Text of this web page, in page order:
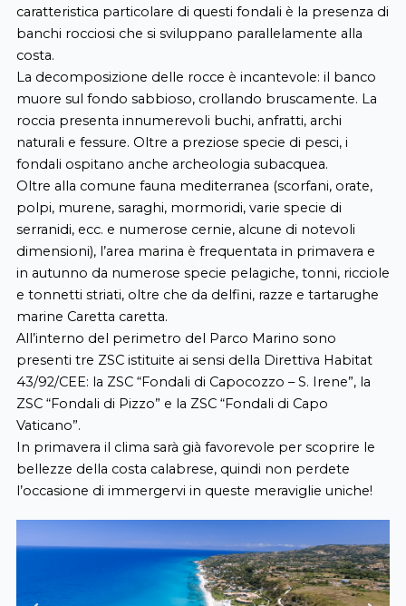
caratteristica particolare di questi fondali è la presenza di
banchi rocciosi che si sviluppano parallelamente alla
costa.
La decomposizione delle rocce è incantevole: il banco
muore sul fondo sabbioso, crollando bruscamente. La
roccia presenta innumerevoli buchi, anfratti, archi
naturali e fessure. Oltre a preziose specie di pesci, i
fondali ospitano anche archeologia subacquea.
Oltre alla comune fauna mediterranea (scorfani, orate,
polpi, murene, saraghi, mormoridi, varie specie di
serranidi, ecc. e numerose cernie, alcune di notevoli
dimensioni), l’area marina è frequentata in primavera e
in autunno da numerose specie pelagiche, tonni, ricciole
e tonnetti striati, oltre che da delfini, razze e tartarughe
marine Caretta caretta.
All’interno del perimetro del Parco Marino sono
presenti tre ZSC istituite ai sensi della Direttiva Habitat
43/92/CEE: la ZSC “Fondali di Capocozzo – S. Irene”, la
ZSC “Fondali di Pizzo” e la ZSC “Fondali di Capo
Vaticano”.
In primavera il clima sarà già favorevole per scoprire le
bellezze della costa calabrese, quindi non perdete
l’occasione di immergervi in queste meraviglie uniche!